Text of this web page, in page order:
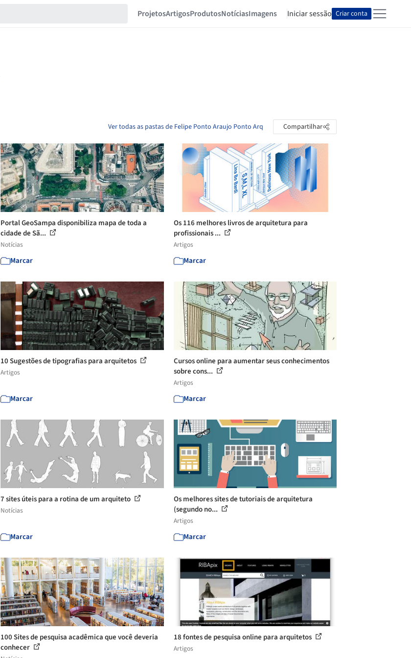
ProjetosArtigosProdutosNotíciasImagens Iniciar sessão Criar conta
Ver todas as pastas de Felipe Ponto Araujo Ponto Arq Compartilhar
Portal GeoSampa disponibiliza mapa de toda a
cidade de Sã...
Notícias
Marcar
Os 116 melhores livros de arquitetura para
profissionais ...
Artigos
Marcar
10 Sugestões de tipografias para arquitetos
Artigos
Marcar
Cursos online para aumentar seus conhecimentos
sobre cons...
Artigos
Marcar
7 sites úteis para a rotina de um arquiteto
Notícias
Marcar
Os melhores sites de tutoriais de arquitetura
(segundo no...
Artigos
Marcar
100 Sites de pesquisa acadêmica que você deveria
conhecer
18 fontes de pesquisa online para arquitetos
Artigos